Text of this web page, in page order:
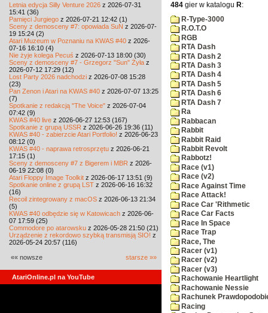
Letnia edycja Silly Venture 2026 z 2026-07-31
15:41 (36)
Pamięci Jurgiego z 2026-07-21 12:42 (1)
Sceny z demosceny #7: opowiada SuN z 2026-07-
19 15:24 (2)
Atari Muzeum w Poznaniu na KWAS #40 z 2026-
07-16 16:10 (4)
Nie żyje kolega Pecuś z 2026-07-13 18:00 (30)
Sceny z demosceny #7 - Grzegorz "Sun" Żyła z
2026-07-12 17:29 (12)
Lost Party 2026 nadchodzi z 2026-07-08 15:28
(23)
Pan Zenon i Atari na KWAS #40 z 2026-07-07 13:25
(7)
Spotkanie z redakcją "The Voice" z 2026-07-04
07:42 (9)
KWAS #40 live z 2026-06-27 12:53 (167)
Spotkanie z grupą USSR z 2026-06-26 19:36 (11)
KWAS #40 - zabierzcie Atari Portfolio! z 2026-06-23
08:12 (0)
KWAS #40 - naprawa retrosprzętu z 2026-06-21
17:15 (1)
Sceny z demosceny #7 z Bigerem i MBR z 2026-
06-19 22:08 (0)
Atari Floppy Image Toolkit z 2026-06-17 13:51 (9)
Spotkanie online z grupą LST z 2026-06-16 16:32
(16)
Recoil zintegrowany z macOS z 2026-06-13 21:34
(5)
KWAS #40 odbędzie się w Katowicach z 2026-06-
07 17:59 (25)
Commodore po atarowsku z 2026-05-28 21:50 (21)
Urządzenie z rekordowo szybką transmisją SIO! z
2026-05-24 20:57 (116)
«« nowsze starsze »»
AtariOnline.pl na YouTube
484 gier w katalogu R:
R-Type-3000
R.O.T.O
RGB
RTA Dash
RTA Dash 2
RTA Dash 3
RTA Dash 4
RTA Dash 5
RTA Dash 6
RTA Dash 7
Ra
Rabbacan
Rabbit
Rabbit Raid
Rabbit Revolt
Rabbotz!
Race (v1)
Race (v2)
Race Against Time
Race Attack!
Race Car 'Rithmetic
Race Car Facts
Race In Space
Race Trap
Race, The
Racer (v1)
Racer (v2)
Racer (v3)
Rachowanie Heartlight
Rachowanie Nessie
Rachunek
Racing